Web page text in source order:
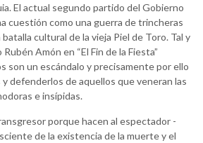
El actual segundo partido del Gobierno
cuestión como una guerra de trincheras
cultural de la vieja Piel de Toro. Tal y
Amón en “El Fin de la Fiesta”
son un escándalo y precisamente por ello
defenderlos de aquellos que veneran las
e insípidas.
porque hacen al espectador -
de la existencia de la muerte y el